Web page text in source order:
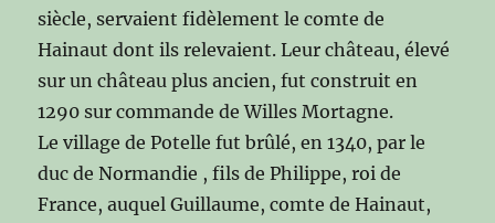
siècle, servaient fidèlement le comte de
Hainaut dont ils relevaient. Leur château, élevé
sur un château plus ancien, fut construit en
1290 sur commande de Willes Mortagne.
Le village de Potelle fut brûlé, en 1340, par le
duc de Normandie , fils de Philippe, roi de
France, auquel Guillaume, comte de Hainaut,